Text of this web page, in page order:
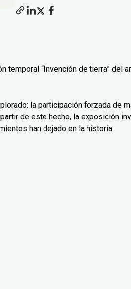
“Invención de tierra” del
la participación forzada de
de este hecho, la exposición
han dejado en la historia.